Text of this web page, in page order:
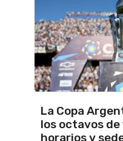
Los
Sub 13 de
el debut